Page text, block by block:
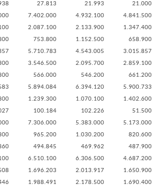
27.813 21.993 21.000
7.402.000 4.932.100 4.841.500
2.087.100 2.133.900 1.347.400
753.800 1.152.500 658.900
5.710.783 4.543.005 3.015.857
3.546.500 2.095.700 2.859.100
566.000 546.200 661.200
5.894.084 6.394.120 5.900.733
1.239.300 1.070.100 1.402.600
100.184 102.226 51.500
7.306.000 5.383.000 5.173.000
965.200 1.030.200 820.600
494.845 469.962 487.900
6.510.100 6.306.500 4.687.200
1.696.203 2.013.917 1.650.900
1.988.491 2.178.500 1.690.400